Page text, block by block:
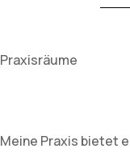
Praxisräume
Meine Praxis bietet